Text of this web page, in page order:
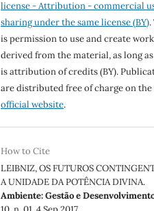
license - Attribution - commercial
sharing under the same license (BY)
is permission to use and create
derived from the material, as long
is attribution of credits (BY).
are distributed free of charge on the
official website.
How to Cite
LEIBNIZ, OS FUTUROS
A UNIDADE DA POTÊNCIA DIVINA.
Ambiente: Gestão e